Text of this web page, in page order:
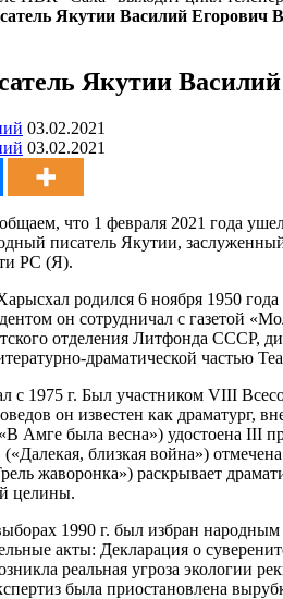
Якутии Василий Егорович
Якутии
03.02.2021
03.02.2021
что 1 февраля 2021 года
писатель Якутии,
РС (Я).
родился 6 ноября 1950
он сотрудничал с газетой
отделения Литфонда СССР,
драматической частью
с 1975 г. Был участником VIII
он известен как драматург,
Амге была весна») удостоена
близкая война»)
жаворонка») раскрывает
целины.
1990 г. был избран
акты: Декларация о
реальная угроза экологии
была приостановлена